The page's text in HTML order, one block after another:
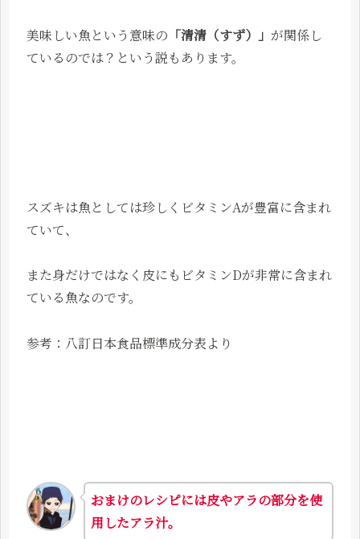
美味しい魚という意味の 「清清（すず）」 が関係し
ているのでは？という説もあります。
スズキは魚としては珍しくビタミンAが豊富に含まれ
ていて、
また身だけではなく皮にもビタミンDが非常に含まれ
ている魚なのです。
参考：八訂日本食品標準成分表より
おまけのレシピには皮やアラの部分を使
用したアラ汁。